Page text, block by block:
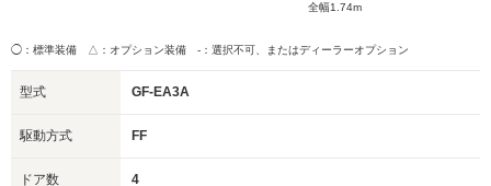
全幅1.74m
◯：標準装備 △：オプション装備 -：選択不可、またはディーラーオプション
型式 GF-EA3A
駆動方式 FF
ドア数 4